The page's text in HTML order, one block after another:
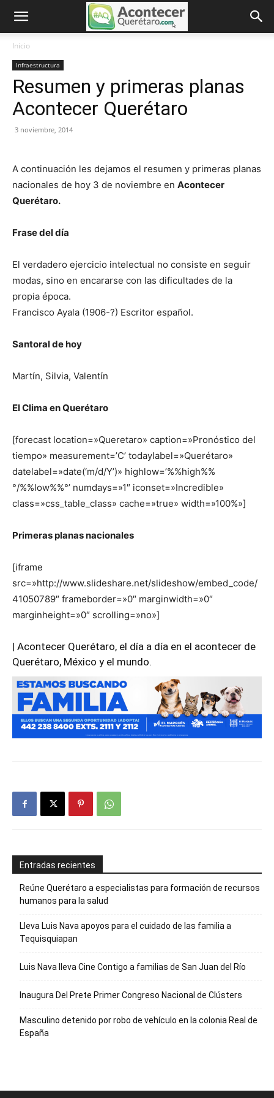
Inicio
Infraestructura
Resumen y primeras planas
Acontecer Querétaro
3 noviembre, 2014
A continuación les dejamos el resumen y primeras planas
nacionales de hoy 3 de noviembre en Acontecer
Querétaro.
Frase del día
El verdadero ejercicio intelectual no consiste en seguir
modas, sino en encararse con las dificultades de la
propia época.
Francisco Ayala (1906-?) Escritor español.
Santoral de hoy
Martín, Silvia, Valentín
El Clima en Querétaro
[forecast location=»Queretaro» caption=»Pronóstico del
tiempo» measurement=’C’ todaylabel=»Querétaro»
datelabel=»date(‘m/d/Y’)» highlow=’%%high%%
°/%%low%%°’ numdays=»1″ iconset=»Incredible»
class=»css_table_class» cache=»true» width=»100%»]
Primeras planas nacionales
[iframe
src=»http://www.slideshare.net/slideshow/embed_code/
41050789″ frameborder=»0″ marginwidth=»0″
marginheight=»0″ scrolling=»no»]
| Acontecer Querétaro, el día a día en el acontecer de
Querétaro, México y el mundo.
Entradas recientes
Reúne Querétaro a especialistas para formación de recursos
humanos para la salud
Lleva Luis Nava apoyos para el cuidado de las familia a
Tequisquiapan
Luis Nava lleva Cine Contigo a familias de San Juan del Río
Inaugura Del Prete Primer Congreso Nacional de Clústers
Masculino detenido por robo de vehículo en la colonia Real de
España